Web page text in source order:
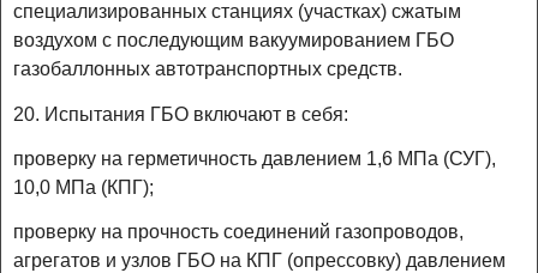
специализированных станциях (участках) сжатым
воздухом с последующим вакуумированием ГБО
газобаллонных автотранспортных средств.
20. Испытания ГБО включают в себя:
проверку на герметичность давлением 1,6 МПа (СУГ),
10,0 МПа (КПГ);
проверку на прочность соединений газопроводов,
агрегатов и узлов ГБО на КПГ (опрессовку) давлением